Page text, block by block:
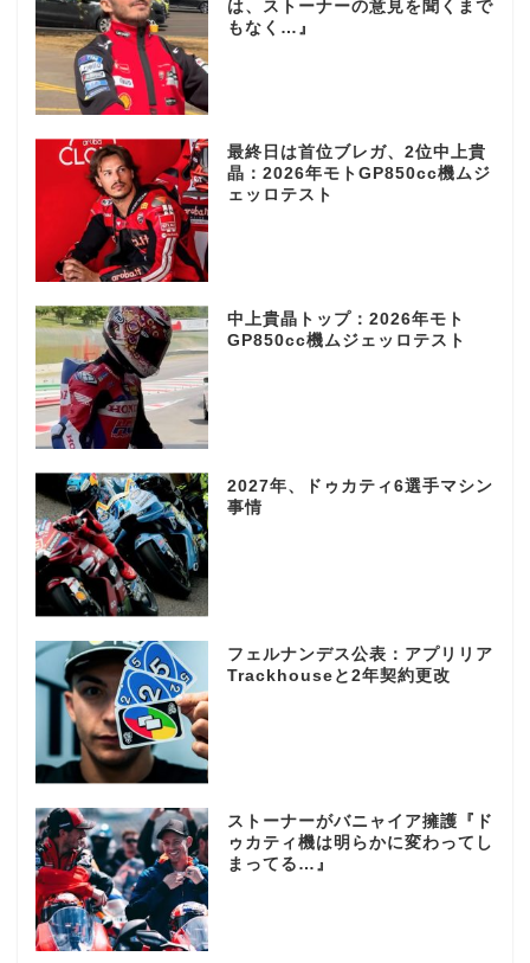
は、ストーナーの意見を聞くまで
もなく…』
最終日は首位ブレガ、2位中上貴
晶：2026年モトGP850cc機ムジ
ェッロテスト
中上貴晶トップ：2026年モト
GP850cc機ムジェッロテスト
2027年、ドゥカティ6選手マシン
事情
フェルナンデス公表：アプリリア
Trackhouseと2年契約更改
ストーナーがバニャイア擁護『ド
ゥカティ機は明らかに変わってし
まってる…』